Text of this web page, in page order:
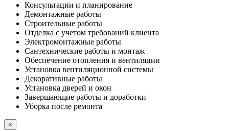
Консультации и планирование
Демонтажные работы
Строительные работы
Отделка с учетом требований клиента
Электромонтажные работы
Сантехнические работы и монтаж
Обеспечение отопления и вентиляции
Установка вентиляционной системы
Декоративные работы
Установка дверей и окон
Завершающие работы и доработки
Уборка после ремонта
×